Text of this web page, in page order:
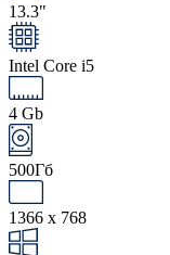
13.3"
Intel Core i5
4 Gb
500Гб
1366 x 768